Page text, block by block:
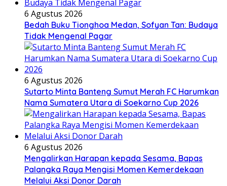
6 Agustus 2026
Bedah Buku Tionghoa Medan, Sofyan Tan: Budaya
Tidak Mengenal Pagar
6 Agustus 2026
Sutarto Minta Banteng Sumut Merah FC Harumkan
Nama Sumatera Utara di Soekarno Cup 2026
6 Agustus 2026
Mengalirkan Harapan kepada Sesama, Bapas
Palangka Raya Mengisi Momen Kemerdekaan
Melalui Aksi Donor Darah